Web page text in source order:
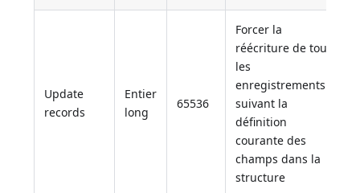
Update
records
Entier
long
65536
Forcer la
réécriture de tous
les
enregistrements
suivant la
définition
courante des
champs dans la
structure